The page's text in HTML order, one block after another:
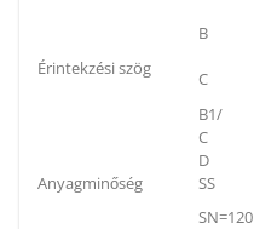
Érintekzési szög
B
C
B1/
C
D
Anyagminőség
SS
SN=120